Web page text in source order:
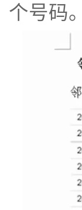
个号码。